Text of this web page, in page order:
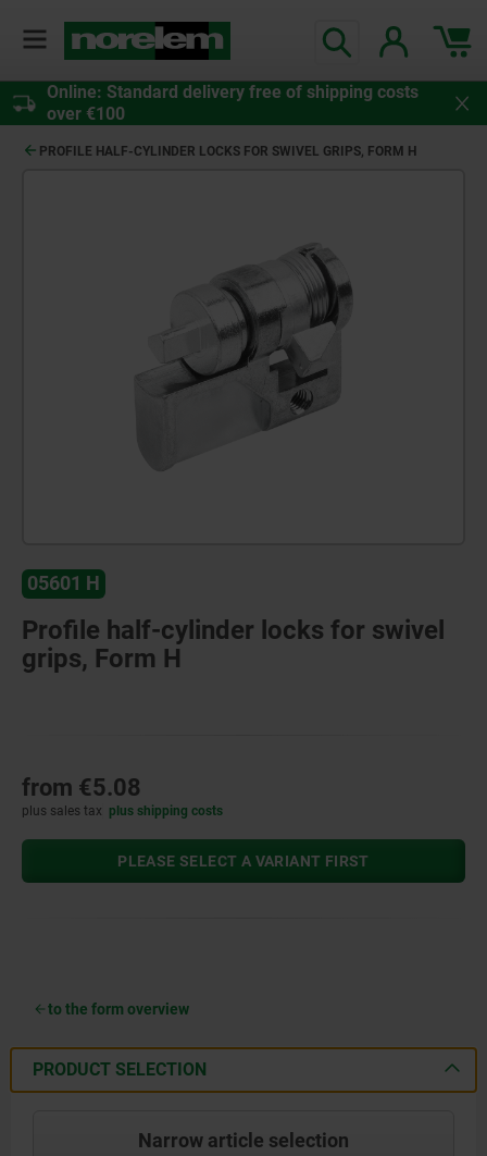
Online: Standard delivery free of shipping costs
over €100
PROFILE HALF-CYLINDER LOCKS FOR SWIVEL GRIPS, FORM H
05601 H
Profile half-cylinder locks for swivel
grips, Form H
from €5.08
plus sales tax plus shipping costs
PLEASE SELECT A VARIANT FIRST
to the form overview
PRODUCT SELECTION
Narrow article selection